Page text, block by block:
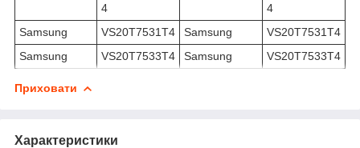
4
4
Samsung
VS20T7531T4 Samsung
VS20T7531T4
Samsung
VS20T7533T4 Samsung VS20T7533T4
Приховати
Характеристики